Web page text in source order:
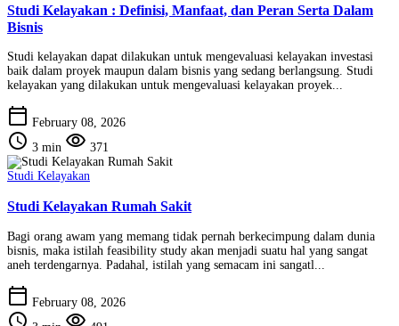
Studi Kelayakan : Definisi, Manfaat, dan Peran Serta Dalam
Bisnis
Studi kelayakan dapat dilakukan untuk mengevaluasi kelayakan investasi
baik dalam proyek maupun dalam bisnis yang sedang berlangsung. Studi
kelayakan yang dilakukan untuk mengevaluasi kelayakan proyek...
calendar_today February 08, 2026
schedule 3 min visibility 371
Studi Kelayakan
Studi Kelayakan Rumah Sakit
Bagi orang awam yang memang tidak pernah berkecimpung dalam dunia
bisnis, maka istilah feasibility study akan menjadi suatu hal yang sangat
aneh terdengarnya. Padahal, istilah yang semacam ini sangatl...
calendar_today February 08, 2026
schedule visibility